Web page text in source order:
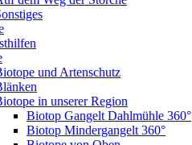
und Artenschutz
in unserer Region
Biotop Gangelt Dahlmühle 360°
Biotop Mindergangelt 360°